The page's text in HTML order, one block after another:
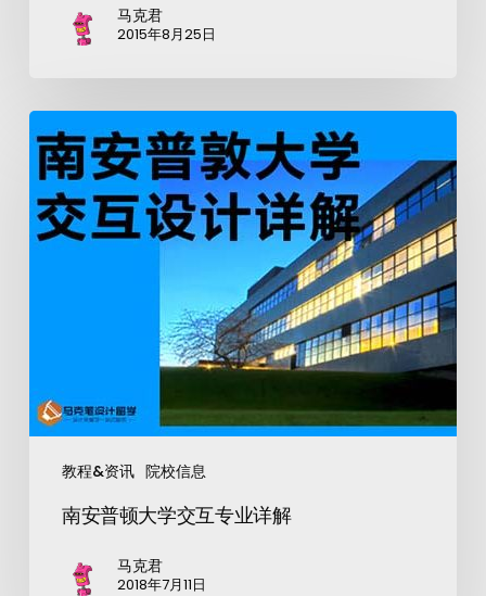
马克君
2015年8月25日
教程&资讯 院校信息
南安普顿大学交互专业详解
马克君
2018年7月11日